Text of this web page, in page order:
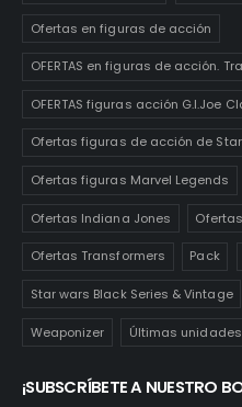
Ofertas en figuras de acción
OFERTAS en figuras de acción.
OFERTAS figuras acción G.I.Joe
Ofertas figuras de acción de
Ofertas figuras Marvel Legends
Ofertas Indiana Jones
Ofertas Transformers Pack
Star wars Black Series & Vintage
Weaponizer Últimas unidades
¡SUBSCRÍBETE A NUESTRO